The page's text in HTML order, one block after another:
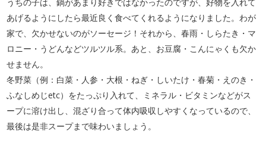
あげるようにしたら最近良く食べてくれるようになりました。わが
家で、欠かせないのがソーセージ！それから、春雨・しらたき・マ
ロニー・うどんなどツルツル系。あと、お豆腐・こんにゃくも欠か
せません。
冬野菜（例：白菜・人参・大根・ねぎ・しいたけ・春菊・えのき・
ふなしめじetc）をたっぷり入れて、ミネラル・ビタミンなどがス
ープに溶け出し、混ざり合って体内吸収しやすくなっているので、
最後は是非スープまで味わいましょう。